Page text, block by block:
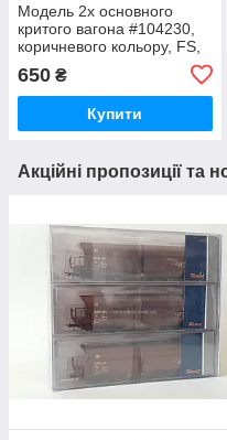
Модель 2х основного
критого вагона #104230,
коричневого кольору, FS,
650 ₴
Купити
Акційні пропозиції та